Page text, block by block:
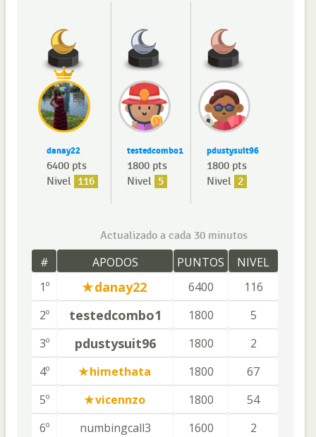
danay22
6400 pts
Nivel 116
testedcombo1
1800 pts
Nivel 5
pdustysuit96
1800 pts
Nivel 2
Actualizado a cada 30 minutos
# APODOS PUNTOS
NIVEL
1º
danay22 6400
116
2º
testedcombo1 1800
5
3º
pdustysuit96 1800
2
4º
himethata 1800
67
5º
vicennzo 1800
54
6º
numbingcall3 1600
2